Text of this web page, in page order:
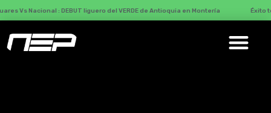
: DEBUT liguero del VERDE de Antioquia en Montería Éxito total con